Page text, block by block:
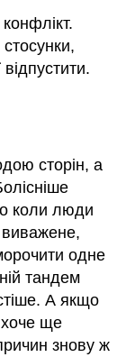
сторін, а
коли люди
одне
тандем
А якщо
хоче ще
знову ж